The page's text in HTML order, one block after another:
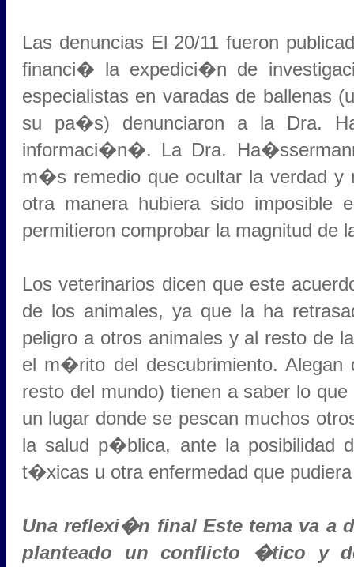
Las denuncias El 20/11 fueron
financi� la expedici�n de
especialistas en varadas de ballenas
su pa�s) denunciaron a la Dra.
informaci�n�. La Dra.
m�s remedio que ocultar la verdad y
otra manera hubiera sido imposible
permitieron comprobar la magnitud de
Los veterinarios dicen que este
de los animales, ya que la ha
peligro a otros animales y al resto de
el m�rito del descubrimiento.
resto del mundo) tienen a saber lo
un lugar donde se pescan muchos
la salud p�blica, ante la posibilidad
t�xicas u otra enfermedad que
Una reflexi�n final Este tema va a
planteado un conflicto �tico y